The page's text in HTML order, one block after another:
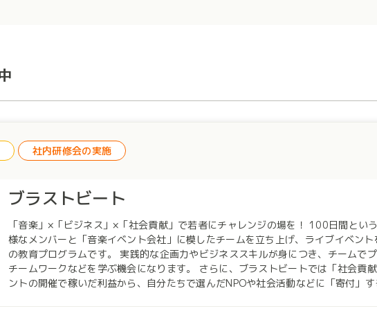
社内研修会の実施
ブラストビート
「音楽」×「ビジネス」×「社会貢献」で若者にチャレンジの場を！ 100日間という限られた時間の中で、高校生・大学生が多種多
様なメンバーと「音楽イベント会社」に模したチームを立ち上げ、ライブイベン
の教育プログラムです。 実践的な企画力やビジネススキルが身につき、チームでプロジェクトを進めていくことでリーダーシップ、
チームワークなどを学ぶ機会になります。 さらに、ブラストビートでは「社会貢献」を体感することを大事にしていて、ライブイベ
ントの開催で稼いだ利益から、自分たちで選んだNPOや社会活動などに「寄付」するルールにして